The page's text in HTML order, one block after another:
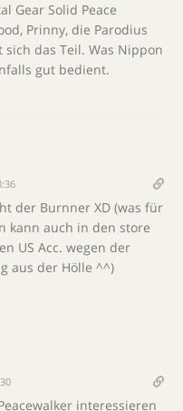
Gear Solid Peace
Prinny, die Parodius
das Teil. Was Nippon
gut bedient.
der Burnner XD (was für
kann auch in den store
US Acc. wegen der
aus der Hölle ^^)
interessieren